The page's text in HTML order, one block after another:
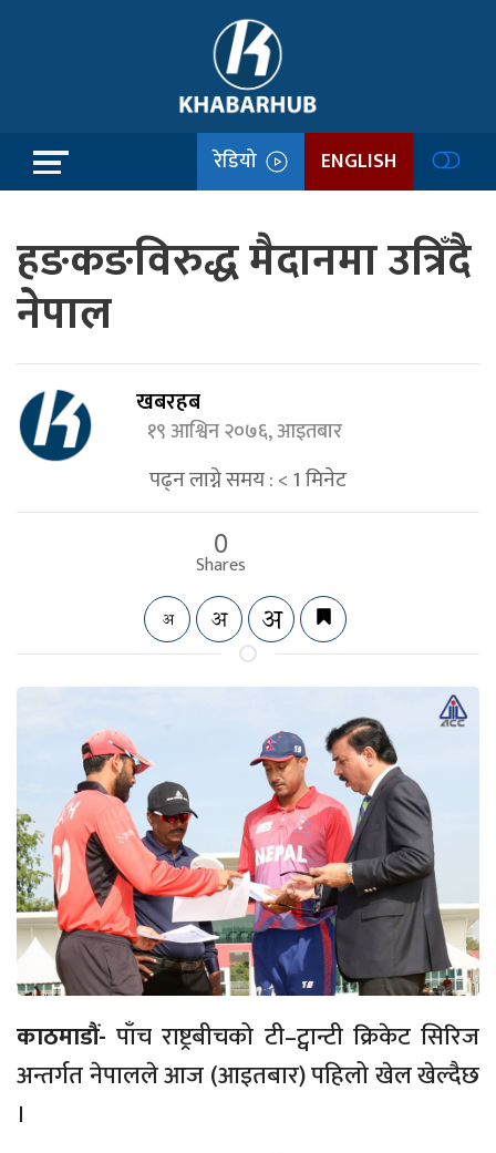
रेडियो ENGLISH
हङकङविरुद्ध मैदानमा उत्रिँदै
नेपाल
खबरहब
१९ आश्विन २०७६, आइतबार
पढ्न लाग्ने समय :< 1मिनेट
0
Shares
काठमाडौं- पाँच राष्ट्रबीचको टी–ट्वान्टी क्रिकेट सिरिज
अन्तर्गत नेपालले आज (आइतबार) पहिलो खेल खेल्दैछ
।